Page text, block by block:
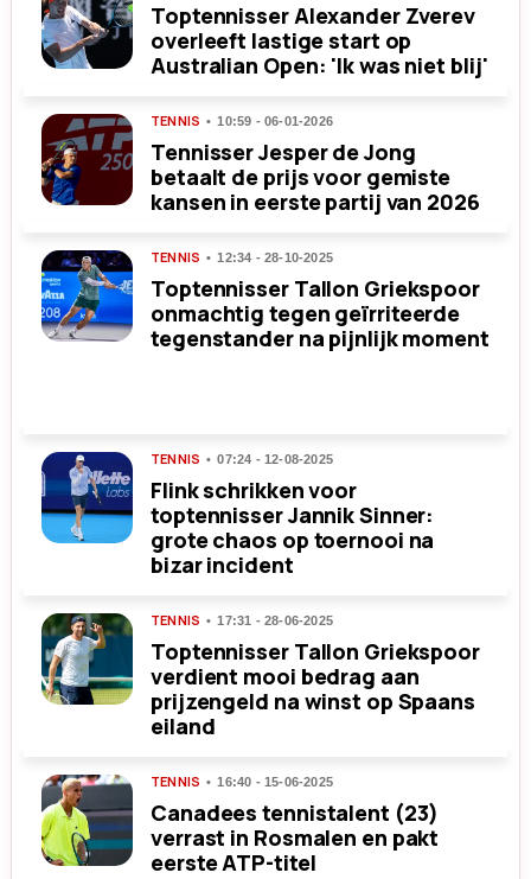
Toptennisser Alexander Zverev
overleeft lastige start op
Australian Open: 'Ik was niet blij'
TENNIS 10:59 - 06-01-2026
Tennisser Jesper de Jong
betaalt de prijs voor gemiste
kansen in eerste partij van 2026
TENNIS 12:34 - 28-10-2025
Toptennisser Tallon Griekspoor
onmachtig tegen geïrriteerde
tegenstander na pijnlijk moment
TENNIS 07:24 - 12-08-2025
Flink schrikken voor
toptennisser Jannik Sinner:
grote chaos op toernooi na
bizar incident
TENNIS 17:31 - 28-06-2025
Toptennisser Tallon Griekspoor
verdient mooi bedrag aan
prijzengeld na winst op Spaans
eiland
TENNIS 16:40 - 15-06-2025
Canadees tennistalent (23)
verrast in Rosmalen en pakt
eerste ATP-titel